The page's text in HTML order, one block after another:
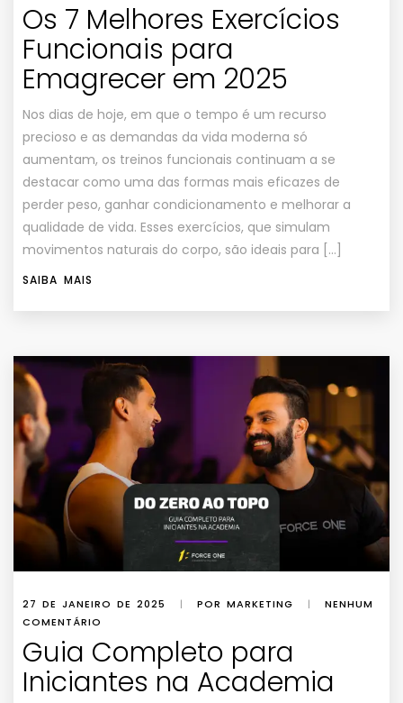
Os 7 Melhores Exercícios
Funcionais para
Emagrecer em 2025
Nos dias de hoje, em que o tempo é um recurso
precioso e as demandas da vida moderna só
aumentam, os treinos funcionais continuam a se
destacar como uma das formas mais eficazes de
perder peso, ganhar condicionamento e melhorar a
qualidade de vida. Esses exercícios, que simulam
movimentos naturais do corpo, são ideais para […]
SAIBA MAIS
27 DE JANEIRO DE 2025 | POR MARKETING |
NENHUM
COMENTÁRIO
Guia Completo para
Iniciantes na Academia